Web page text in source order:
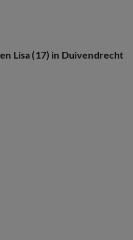
Lisa (17) in Duivendrecht